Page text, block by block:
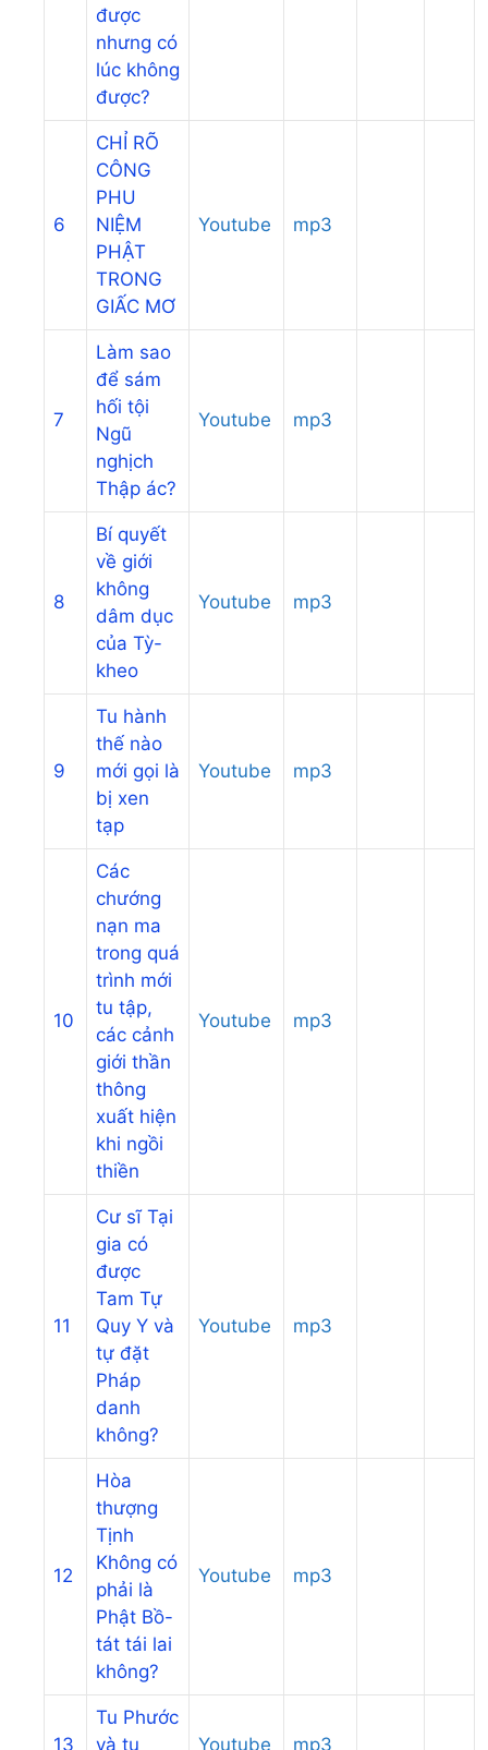
được
nhưng có
lúc không
được?
6
CHỈ RÕ
CÔNG
PHU
NIỆM
PHẬT
TRONG
GIẤC MƠ
Youtube mp3
7
Làm sao
để sám
hối tội
Ngũ
nghịch
Thập ác?
Youtube mp3
8
Bí quyết
về giới
không
dâm dục
của Tỳ-
kheo
Youtube mp3
9
Tu hành
thế nào
mới gọi là
bị xen
tạp
Youtube mp3
10
Các
chướng
nạn ma
trong quá
trình mới
tu tập,
các cảnh
giới thần
thông
xuất hiện
khi ngồi
thiền
Youtube mp3
11
Cư sĩ Tại
gia có
được
Tam Tự
Quy Y và
tự đặt
Pháp
danh
không?
Youtube mp3
12
Hòa
thượng
Tịnh
Không có
phải là
Phật Bồ-
tát tái lai
không?
Youtube mp3
13
Tu Phước
và tu
Youtube mp3